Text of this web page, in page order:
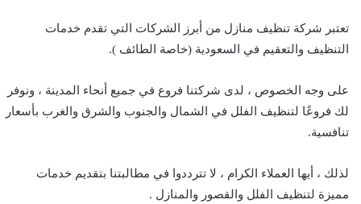
تعتبر شركة تنظيف منازل من أبرز الشركات التي تقدم خدمات
التنظيف والتعقيم في السعودية (خاصة الطائف ).
على وجه الخصوص ، لدى شركتنا فروع في جميع أنحاء المدينة ، ونوفر
لك فروعًا لتنظيف الفلل في الشمال والجنوب والشرق والغرب بأسعار
تنافسية.
لذلك ، أيها العملاء الكرام ، لا تترددوا في مطالبتنا بتقديم خدمات
مميزة لتنظيف الفلل والقصور والمنازل .